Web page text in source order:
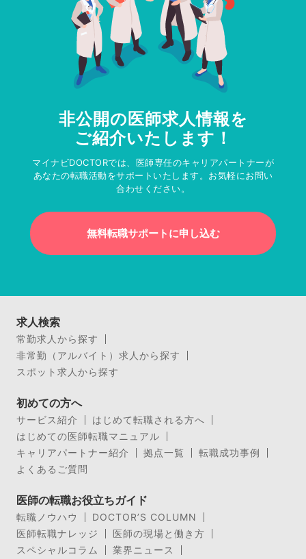
非公開の医師求人情報を
ご紹介いたします！
マイナビDOCTORでは、医師専任のキャリアパートナーが
あなたの転職活動をサポートいたします。お気軽にお問い
合わせください。
無料転職サポートに申し込む
求人検索
常勤求人から探す
非常勤（アルバイト）求人から探す
スポット求人から探す
初めての方へ
サービス紹介
はじめて転職される方へ
はじめての医師転職マニュアル
キャリアパートナー紹介
拠点一覧
転職成功事例
よくあるご質問
医師の転職お役立ちガイド
転職ノウハウ
DOCTOR’S COLUMN
医師転職ナレッジ
医師の現場と働き方
スペシャルコラム
業界ニュース